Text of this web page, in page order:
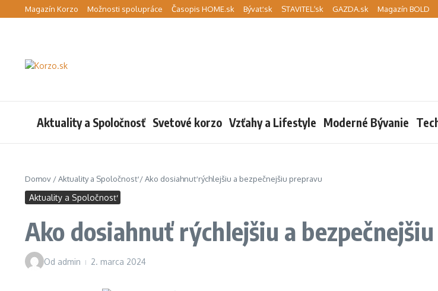
Preskočiť na obsah
Magazín Korzo Možnosti spolupráce Časopis HOME.sk Bývať.sk STAVITEĽ.sk GAZDA.sk Magazín BOLD
Aktuality a Spoločnosť Svetové korzo Vzťahy a Lifestyle Moderné Bývanie
Domov /Aktuality a Spoločnosť/Ako dosiahnuť rýchlejšiu a bezpečnejšiu prepravu
Aktuality a Spoločnosť
Ako dosiahnuť rýchlejšiu a
Od admin 2. marca 2024